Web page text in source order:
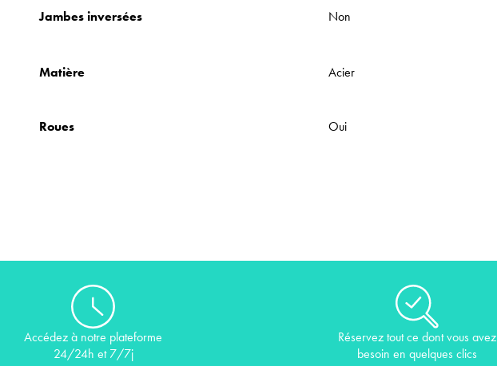
Jambes inversées Non
Matière Acier
Roues Oui
Accédez à notre plateforme
24/24h et 7/7j
Réservez tout ce dont vous avez
besoin en quelques clics